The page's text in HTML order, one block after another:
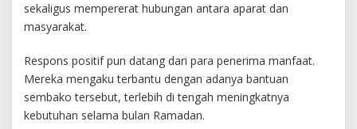
sekaligus mempererat hubungan antara aparat dan
masyarakat.
Respons positif pun datang dari para penerima manfaat.
Mereka mengaku terbantu dengan adanya bantuan
sembako tersebut, terlebih di tengah meningkatnya
kebutuhan selama bulan Ramadan.